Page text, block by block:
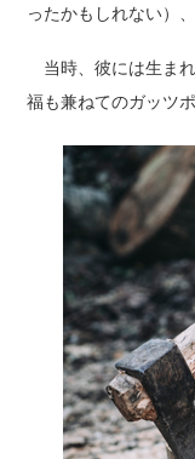
ったかもしれない）
当時、彼には生ま
福も兼ねてのガッツ